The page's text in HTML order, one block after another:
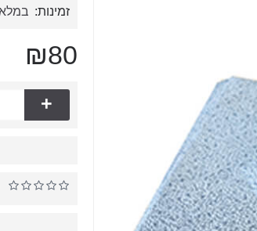
זמינות:
₪80
+